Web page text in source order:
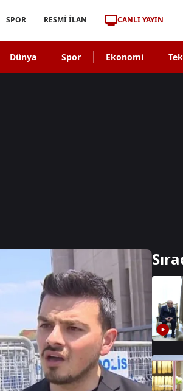
SPOR RESMİ İLAN CANLI YAYIN
Dünya Spor Ekonomi